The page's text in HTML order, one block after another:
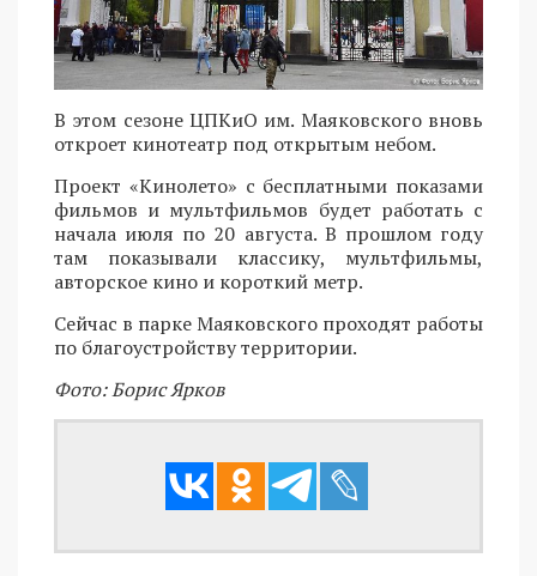
В этом сезоне ЦПКиО им. Маяковского вновь
откроет кинотеатр под открытым небом.
Проект «Кинолето» с бесплатными показами
фильмов и мультфильмов будет работать с
начала июля по 20 августа. В прошлом году
там показывали классику, мультфильмы,
авторское кино и короткий метр.
Сейчас в парке Маяковского проходят работы
по благоустройству территории.
Фото: Борис Ярков